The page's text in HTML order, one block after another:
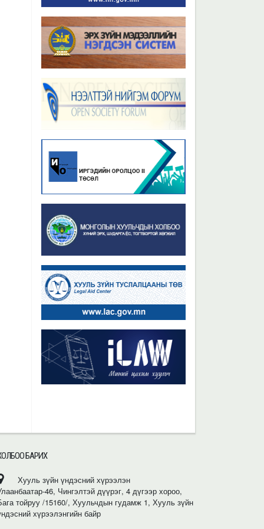
Бүх мэдээ
БАРИХ
Хууль зүйн үндэсний хүрээлэн
46, Чингэлтэй дүүрэг, 4 дүгээр хороо,
тойруу /15160/, Хуульчдын гудамж 1, Хууль зүйн
хүрээлэнгийн байр